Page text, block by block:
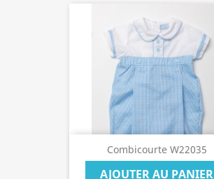
Combicourte W22035
AJOUTER AU PANIER